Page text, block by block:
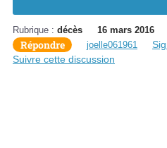
Rubrique : décès 16 mars 2016
Répondre joelle061961
Suivre cette discussion